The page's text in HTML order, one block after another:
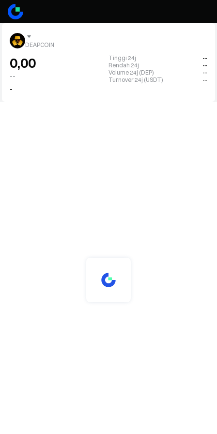
DEAPCOIN
0,00
--
-
Tinggi 24j
--
Rendah 24j
--
Volume 24j (DEP)
--
Turnover 24j (USDT)
--